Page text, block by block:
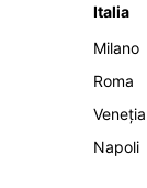
Italia
Milano
Roma
Veneția
Napoli